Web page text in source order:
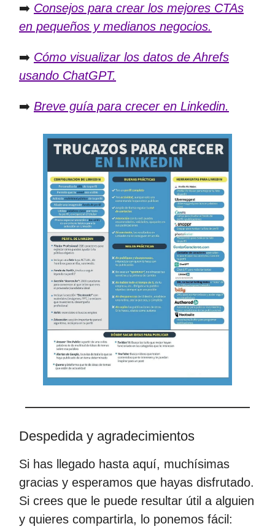
➡️ Consejos para crear los mejores CTAs
en pequeños y medianos negocios.
➡️ Cómo visualizar los datos de Ahrefs
usando ChatGPT.
➡️ Breve guía para crecer en Linkedin.
Despedida y agradecimientos
Si has llegado hasta aquí, muchísimas
gracias y esperamos que hayas disfrutado.
Si crees que le puede resultar útil a alguien
y quieres compartirla, lo ponemos fácil: